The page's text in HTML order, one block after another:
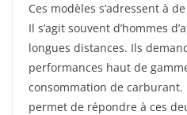
Ces modèles s’adressent à
Il s’agit souvent d’hommes
longues distances. Ils
performances haut de
consommation de carburant.
permet de répondre à ces